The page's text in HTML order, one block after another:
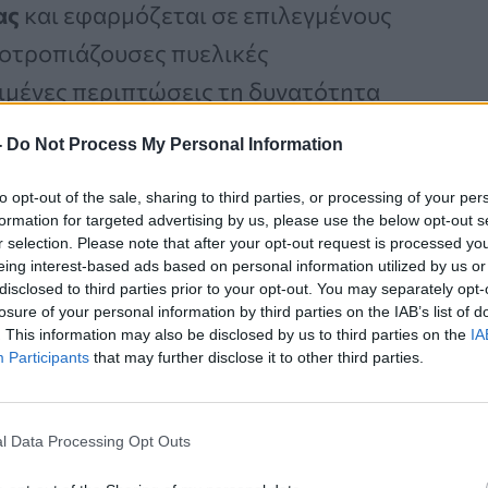
Do Not Process My Personal Information
opt-out of the sale, sharing to third parties, or processing of your
for targeted advertising by us, please use the below opt-out
selection. Please note that after your opt-out request is processed
interest-based ads based on personal information utilized by us
to third parties prior to your opt-out. You may separately
of your personal information by third parties on the IAB’s list of
This information may also be disclosed by us to third parties on the
Participants that may further disclose it to other third parties.
Data Processing Opt Outs
και εφαρμόζεται σε επιλεγμένους
πυελικές
περιπτώσεις τη δυνατότητα
Καρκίνος Προστάτη:
Νέα Ελάχιστα
Επεμβατική Εστιακή
Θεραπεία με NanoKnife